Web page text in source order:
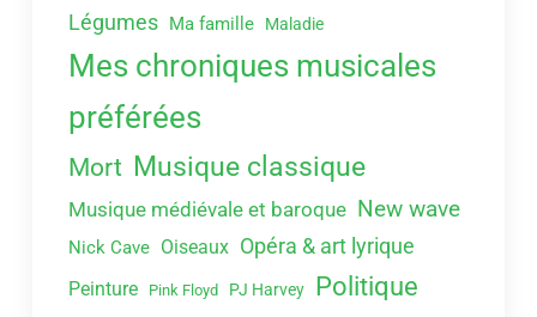
Légumes Ma famille Maladie
Mes chroniques musicales
préférées
Mort Musique classique
Musique médiévale et baroque New wave
Nick Cave Oiseaux Opéra & art lyrique
Peinture Pink Floyd PJ Harvey Politique